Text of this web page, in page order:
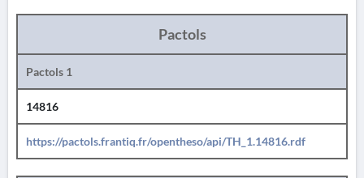
Pactols
Pactols 1
14816
https://pactols.frantiq.fr/opentheso/api/TH_1.14816.rdf